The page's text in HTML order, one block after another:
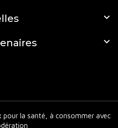


pour la santé, à consommer avec